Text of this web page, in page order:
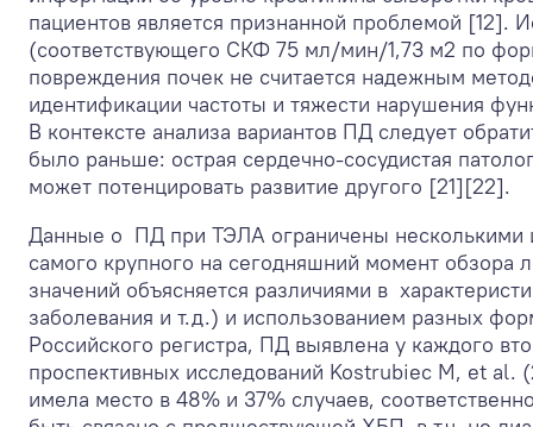
пациентов является признанной проблемой [12].
(соответствующего СКФ 75 мл/мин/1,73 м2 по
повреждения почек не считается надежным
идентификации частоты и тяжести нарушения
В контексте анализа вариантов ПД следует
было раньше: острая сердечно-сосудистая
может потенцировать развитие другого [21][22].
Данные о ПД при ТЭЛА ограничены несколькими
самого крупного на сегодняшний момент обзора
значений объясняется различиями в
заболевания и т.д.) и использованием разных
Российского регистра, ПД выявлена у каждого
проспективных исследований Kostrubiec M, et
имела место в 48% и 37% случаев,